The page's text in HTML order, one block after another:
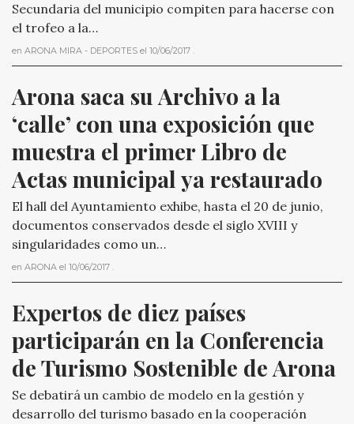
Secundaria del municipio compiten para hacerse con
el trofeo a la…
en ARONA MIRA - DEPORTES el 10/06/2017 .
Arona saca su Archivo a la
‘calle’ con una exposición que
muestra el primer Libro de
Actas municipal ya restaurado
El hall del Ayuntamiento exhibe, hasta el 20 de junio,
documentos conservados desde el siglo XVIII y
singularidades como un…
en ARONA el 10/06/2017 .
Expertos de diez países
participarán en la Conferencia
de Turismo Sostenible de Arona
Se debatirá un cambio de modelo en la gestión y
desarrollo del turismo basado en la cooperación